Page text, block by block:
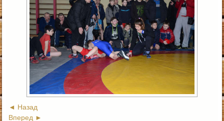
◄ Назад
Вперед ►